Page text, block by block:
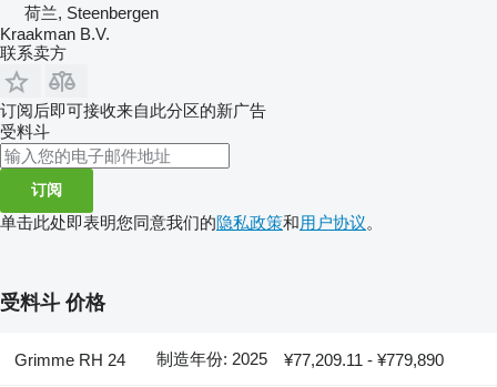
荷兰, Steenbergen
Kraakman B.V.
联系卖方
订阅后即可接收来自此分区的新广告
受料斗
订阅
单击此处即表明您同意我们的隐私政策和用户协议。
受料斗 价格
Grimme RH 24 制造年份: 2025 ¥77,209.11 - ¥779,890